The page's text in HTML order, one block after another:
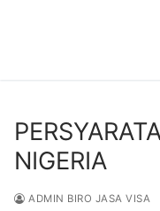
NIGERIA
ADMIN BIRO JASA VISA